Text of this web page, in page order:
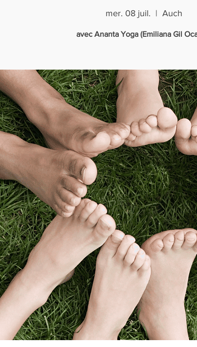
mer. 08 juil.
  |
Auch
avec Ananta Yoga (Emiliana Gil